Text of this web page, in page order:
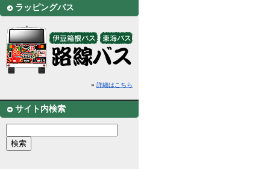
ラッピングバス
» 詳細はこちら
サイト内検索